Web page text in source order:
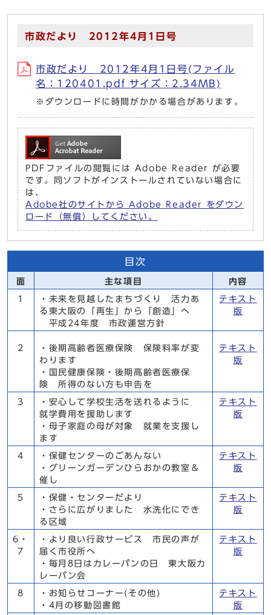
市政だより 2012年4月1日号
市政だより 2012年4月1日号(ファイル
名：120401.pdf サイズ：2.34MB)
※ダウンロードに時間がかかる場合があります。
PDFファイルの閲覧には Adobe Reader が必要
です。同ソフトがインストールされていない場合に
は、
Adobe社のサイトから Adobe Reader をダウン
ロード（無償）してください。
目次
面 主な項目 内容
1
・未来を見越したまちづくり 活力あ
る東大阪の「再生」から「創造」へ
平成24年度 市政運営方針
テキスト
版
2
・後期高齢者医療保険 保険料率が変
わります
・国民健康保険・後期高齢者医療保
険 所得のない方も申告を
テキスト
版
3
・安心して学校生活を送れるように
就学費用を援助します
・母子家庭の母が対象 就業を支援し
ます
テキスト
版
4
・保健センターのごあんない
・グリーンガーデンひらおかの教室＆
催し
テキスト
版
5
・保健・センターだより
・さらに広がりました 水洗化にでき
る区域
テキスト
版
6・
7
・より良い行政サービス 市民の声が
届く市役所へ
・毎月8日はカレーパンの日 東大阪カ
レーパン会
テキスト
版
8
・お知らせコーナー(その他)
・4月の移動図書館
テキスト
版